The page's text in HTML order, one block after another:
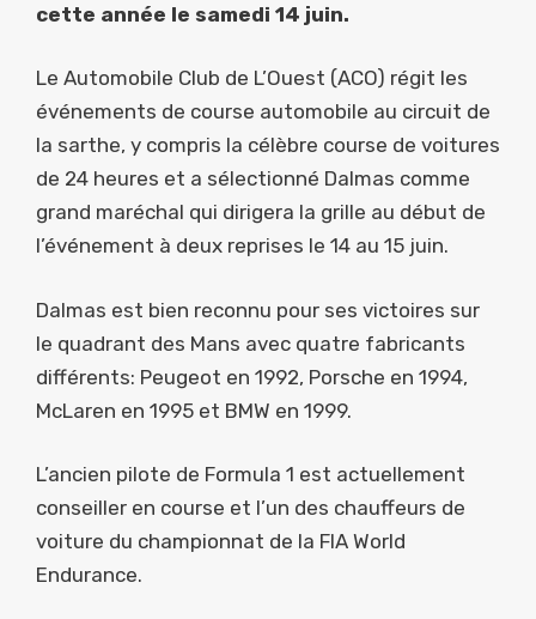
cette année le samedi 14 juin.
Le Automobile Club de L’Ouest (ACO) régit les
événements de course automobile au circuit de
la sarthe, y compris la célèbre course de voitures
de 24 heures et a sélectionné Dalmas comme
grand maréchal qui dirigera la grille au début de
l’événement à deux reprises le 14 au 15 juin.
Dalmas est bien reconnu pour ses victoires sur
le quadrant des Mans avec quatre fabricants
différents: Peugeot en 1992, Porsche en 1994,
McLaren en 1995 et BMW en 1999.
L’ancien pilote de Formula 1 est actuellement
conseiller en course et l’un des chauffeurs de
voiture du championnat de la FIA World
Endurance.